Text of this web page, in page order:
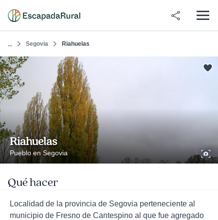
... Segovia Riahuelas
Riahuelas
Pueblo en Segovia
Qué hacer
Localidad de la provincia de Segovia perteneciente al
municipio de Fresno de Cantespino al que fue agregado